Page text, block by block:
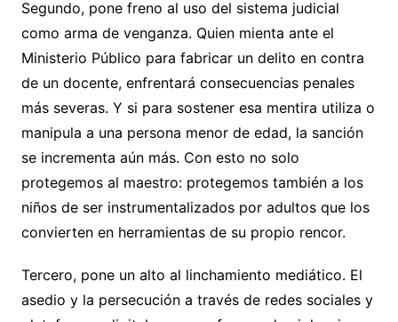
Segundo, pone freno al uso del sistema judicial
como arma de venganza. Quien mienta ante el
Ministerio Público para fabricar un delito en contra
de un docente, enfrentará consecuencias penales
más severas. Y si para sostener esa mentira utiliza o
manipula a una persona menor de edad, la sanción
se incrementa aún más. Con esto no solo
protegemos al maestro: protegemos también a los
niños de ser instrumentalizados por adultos que los
convierten en herramientas de su propio rencor.
Tercero, pone un alto al linchamiento mediático. El
asedio y la persecución a través de redes sociales y